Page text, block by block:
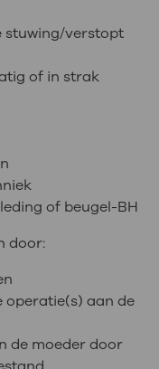
stuwing/verstopt
of in strak
of beugel-BH
door:
aan de
de moeder door